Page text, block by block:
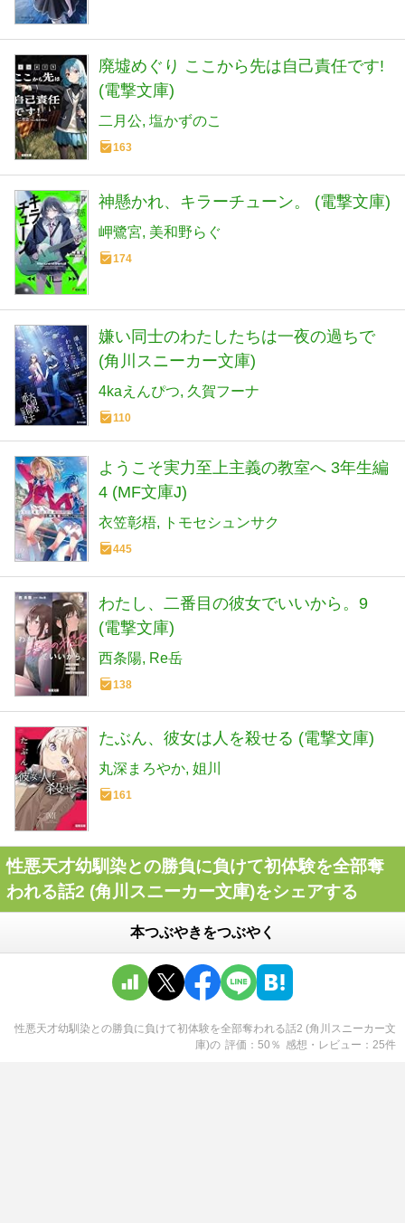
廃墟めぐり ここから先は自己責任です!
(電撃文庫)
二月公 塩かずのこ
163
神懸かれ、キラーチューン。 (電撃文庫)
岬鷺宮 美和野らぐ
174
嫌い同士のわたしたちは一夜の過ちで
(角川スニーカー文庫)
4kaえんぴつ 久賀フーナ
110
ようこそ実力至上主義の教室へ 3年生編
4 (MF文庫J)
衣笠彰梧 トモセシュンサク
445
わたし、二番目の彼女でいいから。9
(電撃文庫)
西条陽 Re岳
138
たぶん、彼女は人を殺せる (電撃文庫)
丸深まろやか 姐川
161
性悪天才幼馴染との勝負に負けて初体験を全部奪
われる話2 (角川スニーカー文庫)をシェアする
本つぶやきをつぶやく
性悪天才幼馴染との勝負に負けて初体験を全部奪われる話2 (角川スニーカー文
庫)の 評価 50 ％ 感想・レビュー 25件